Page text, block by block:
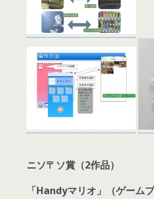
ニソ〒ソ賞（2作品）
「Handyマリオ」（ゲーム